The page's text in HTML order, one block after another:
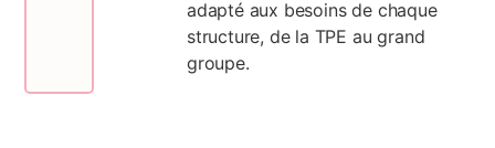
adapté aux besoins de chaque
structure, de la TPE au grand
groupe.